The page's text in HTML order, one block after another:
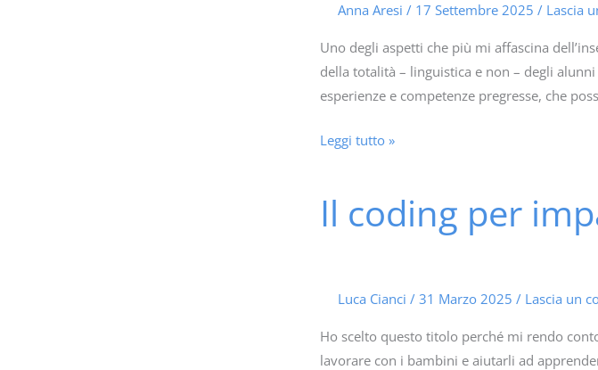
Anna Aresi / 17 Settembre 2025 / Lascia
Uno degli aspetti che più mi affascina
della totalità – linguistica e non – degli
esperienze e competenze pregresse, che
l’interferenza
con
apprendenti
L2
Leggi tutto »
Il coding per
Luca Cianci / 31 Marzo 2025 / Lascia un
Ho scelto questo titolo perché mi rendo
lavorare con i bambini e aiutarli ad
Il
coding
oltre
coding